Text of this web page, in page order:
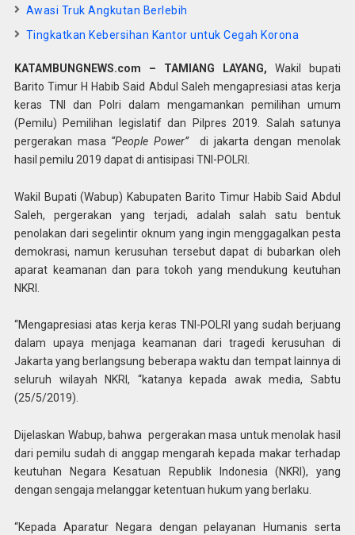
Awasi Truk Angkutan Berlebih
Tingkatkan Kebersihan Kantor untuk Cegah Korona
KATAMBUNGNEWS.com – TAMIANG LAYANG,Wakil bupati
Barito Timur H Habib Said Abdul Saleh mengapresiasi atas kerja
keras TNI dan Polri dalam mengamankan pemilihan umum
(Pemilu) Pemilihan legislatif dan Pilpres 2019. Salah satunya
pergerakan masa “People Power”
di jakarta dengan menolak
hasil pemilu 2019 dapat di antisipasi TNI-POLRI.
Wakil Bupati (Wabup) Kabupaten Barito Timur Habib Said Abdul
Saleh, pergerakan yang terjadi, adalah salah satu bentuk
penolakan dari segelintir oknum yang ingin menggagalkan pesta
demokrasi, namun kerusuhan tersebut dapat di bubarkan oleh
aparat keamanan dan para tokoh yang mendukung keutuhan
NKRI.
“Mengapresiasi atas kerja keras TNI-POLRI yang sudah berjuang
dalam upaya menjaga keamanan dari tragedi kerusuhan di
Jakarta yang berlangsung beberapa waktu dan tempat lainnya di
seluruh wilayah NKRI, “katanya kepada awak media, Sabtu
(25/5/2019).
Dijelaskan Wabup, bahwa pergerakan masa untuk menolak hasil
dari pemilu sudah di anggap mengarah kepada makar terhadap
keutuhan Negara Kesatuan Republik Indonesia (NKRI), yang
dengan sengaja melanggar ketentuan hukum yang berlaku.
“Kepada Aparatur Negara dengan pelayanan Humanis serta